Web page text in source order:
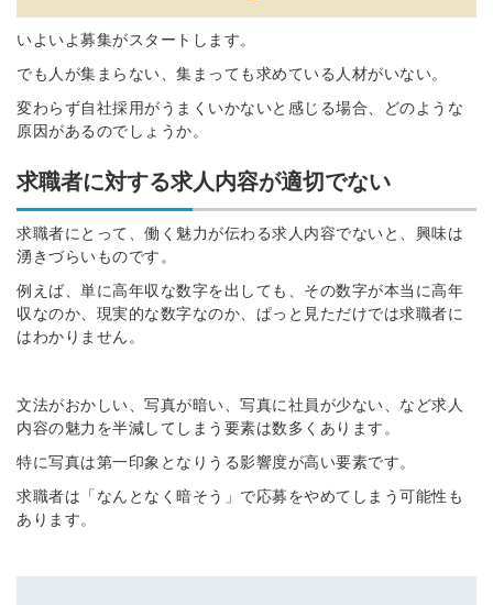
いよいよ募集がスタートします。
でも人が集まらない、集まっても求めている人材がいない。
変わらず自社採用がうまくいかないと感じる場合、どのような
原因があるのでしょうか。
求職者に対する求人内容が適切でない
求職者にとって、働く魅力が伝わる求人内容でないと、興味は
湧きづらいものです。
例えば、単に高年収な数字を出しても、その数字が本当に高年
収なのか、現実的な数字なのか、ぱっと見ただけでは求職者に
はわかりません。
文法がおかしい、写真が暗い、写真に社員が少ない、など求人
内容の魅力を半減してしまう要素は数多くあります。
特に写真は第一印象となりうる影響度が高い要素です。
求職者は「なんとなく暗そう」で応募をやめてしまう可能性も
あります。